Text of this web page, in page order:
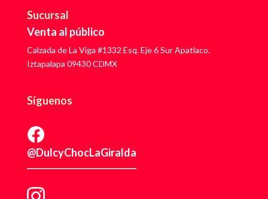
Sucursal
Venta al público
Calzada de La Viga #1332 Esq. Eje 6 Sur Apatlaco.
Iztapalapa 09430 CDMX
Síguenos
@DulcyChocLaGiralda